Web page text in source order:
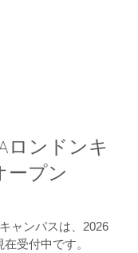
ロンドンキ
ープン
ャンパスは、2026
受付中です。